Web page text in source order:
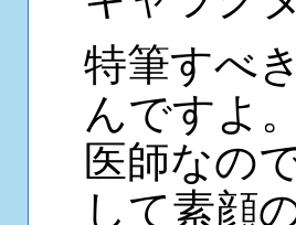
特筆すべ
んですよ
医師なの
して素顔